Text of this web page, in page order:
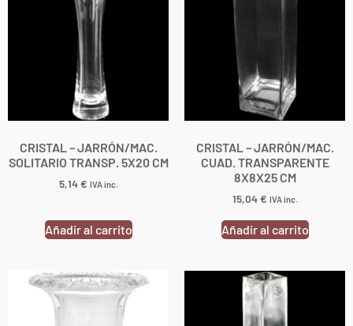
CRISTAL – JARRÓN/MAC.
SOLITARIO TRANSP. 5X20 CM
5,14€ IVA inc.
Añadir al carrito
CRISTAL – JARRÓN/MAC.
CUAD. TRANSPARENTE
8X8X25 CM
15,04€ IVA inc.
Añadir al carrito